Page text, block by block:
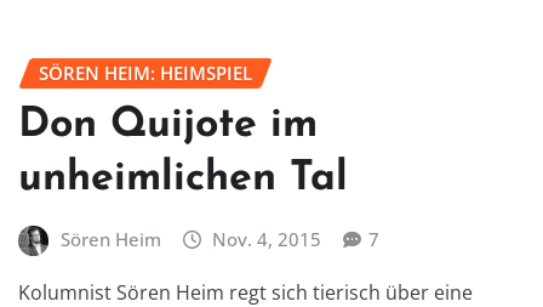
SÖREN HEIM: HEIMSPIEL
Don Quijote im
unheimlichen Tal
Sören Heim Nov. 4, 2015 7
Kolumnist Sören Heim regt sich tierisch über eine